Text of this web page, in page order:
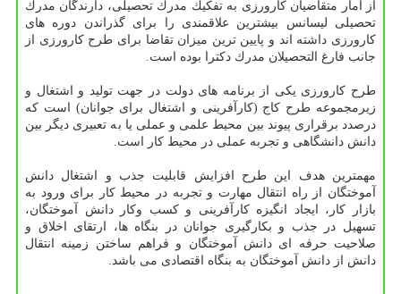
از آمار متقاضیان كارورزی به تفكیك مدرك تحصیلی، دارندگان مدرك
تحصیلی لیسانس بیشترین علاقمندی را برای گذراندن دوره های
كارورزی داشته اند و پایین ترین میزان تقاضا برای طرح كارورزی از
جانب فارغ التحصیلان مدرك دكترا بوده است.
طرح كارورزی یكی از برنامه های دولت در جهت تولید و اشتغال و
زیرمجموعه طرح كاج (كارآفرینی و اشتغال برای جوانان) است كه
درصدد برقراری پیوند بین محیط علمی و عملی یا به تعبیری دیگر بین
دانش دانشگاهی و تجربه عملی در محیط كار است.
مهمترین هدف این طرح افزایش قابلیت جذب و اشتغال دانش
آموختگان از راه انتقال مهارت و تجربه در محیط كار برای ورود به
بازار كار، ایجاد انگیزه كارآفرینی و كسب وكار دانش آموختگان،
تسهیل در جذب و بكارگیری جوانان در بنگاه ها، ارتقای اخلاق و
صلاحیت حرفه ای دانش آموختگان و فراهم ساختن زمینه انتقال
دانش از دانش آموختگان به بنگاه اقتصادی می باشد.